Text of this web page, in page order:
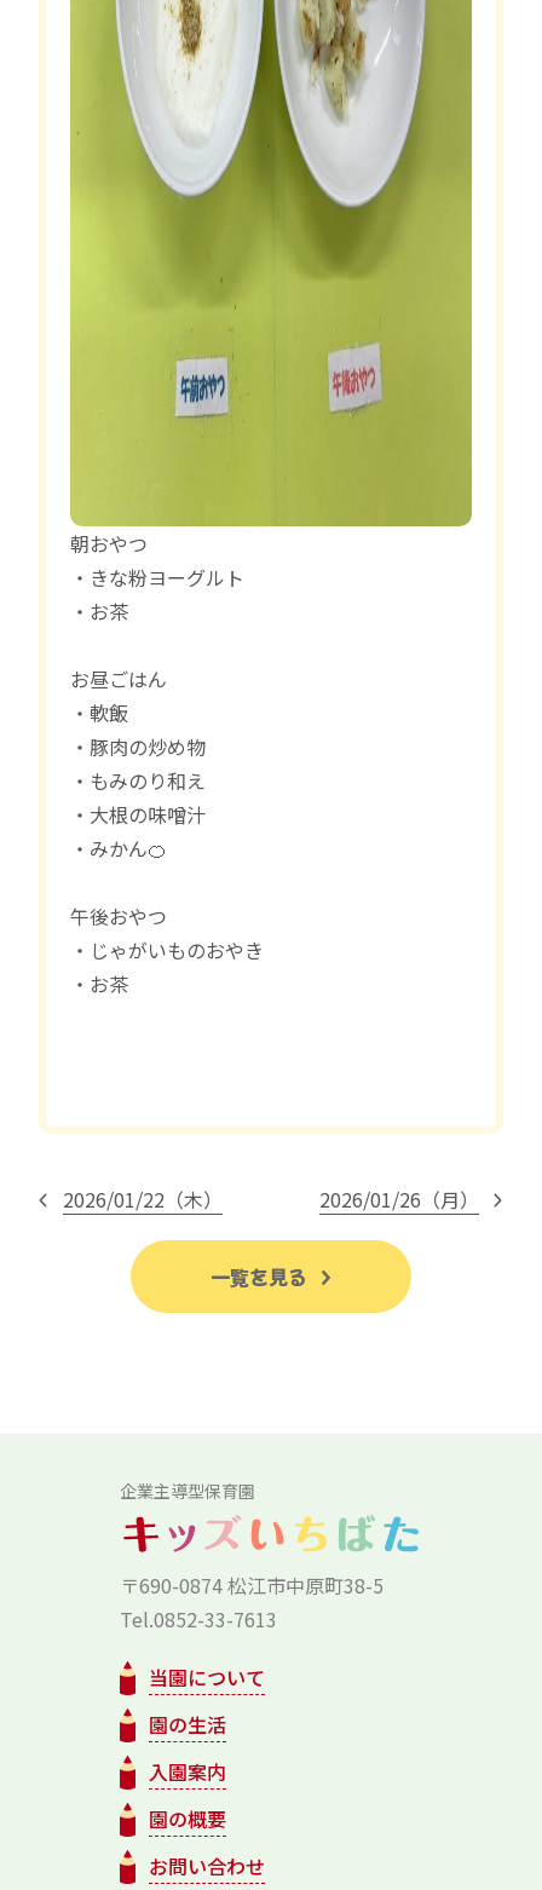
朝おやつ
・きな粉ヨーグルト
・お茶
お昼ごはん
・軟飯
・豚肉の炒め物
・もみのり和え
・大根の味噌汁
・みかん🍊
午後おやつ
・じゃがいものおやき
・お茶
2026/01/22（木） 2026/01/26（月）
一覧を見る
企業主導型保育園
〒690-0874 松江市中原町38-5
Tel.0852-33-7613
当園について
園の生活
入園案内
園の概要
お問い合わせ